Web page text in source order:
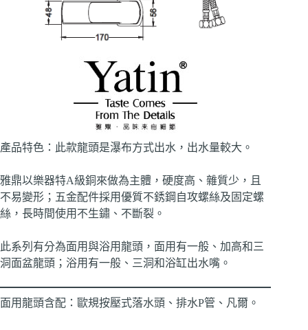
產品特色：此款龍頭是瀑布方式出水，出水量較大。
雅鼎以樂器特A級銅來做為主體，硬度高、雜質少，且
不易變形；五金配件採用優質不銹鋼自攻螺絲及固定螺
絲，長時間使用不生鏽、不斷裂。
此系列有分為面用與浴用龍頭，面用有一般、加高和三
洞面盆龍頭；浴用有一般、三洞和浴缸出水嘴。
面用龍頭含配：歐規按壓式落水頭、排水P管、凡爾。